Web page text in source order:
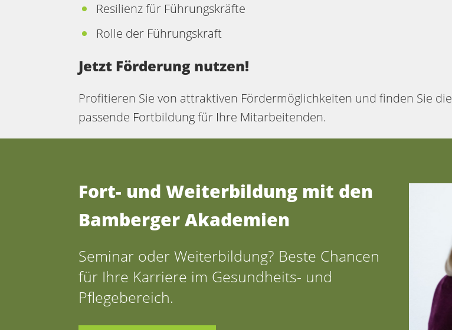
Resilienz für Führungskräfte
Rolle der Führungskraft
Jetzt Förderung nutzen!
Profitieren Sie von attraktiven Fördermöglichkeiten und finden Sie die
passende Fortbildung für Ihre Mitarbeitenden.
Fort- und Weiterbildung mit den
Bamberger Akademien
Seminar oder Weiterbildung? Beste Chancen
für Ihre Karriere im Gesundheits- und
Pflegebereich.